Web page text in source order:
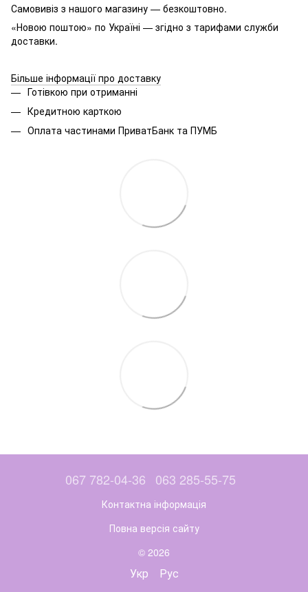
Самовивіз з нашого магазину — безкоштовно.
«Новою поштою» по Україні — згідно з тарифами служби
доставки.
Більше інформації про доставку
Готівкою при отриманні
Кредитною карткою
Оплата частинами ПриватБанк та ПУМБ
067 782-04-36 063 285-55-75
Контактна інформація
Повна версія сайту
© 2026
Укр Рус